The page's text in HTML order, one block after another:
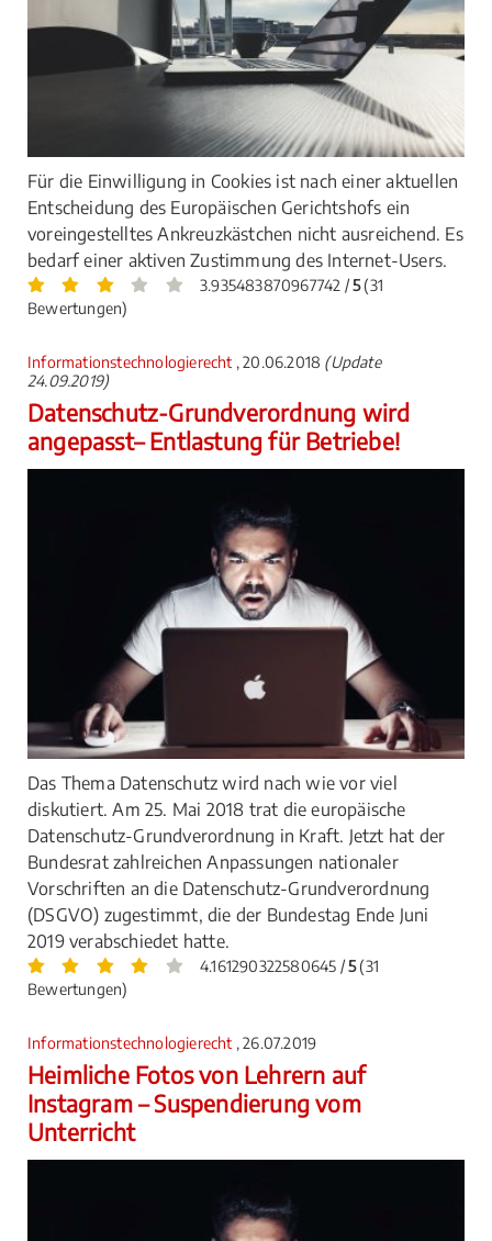
Für die Einwilligung in Cookies ist nach einer aktuellen
Entscheidung des Europäischen Gerichtshofs ein
voreingestelltes Ankreuzkästchen nicht ausreichend. Es
bedarf einer aktiven Zustimmung des Internet-Users.
3.935483870967742 /5(31
Bewertungen)
Informationstechnologierecht , 20.06.2018 (Update
24.09.2019)
Datenschutz-Grundverordnung wird
angepasst– Entlastung für Betriebe!
Das Thema Datenschutz wird nach wie vor viel
diskutiert. Am 25. Mai 2018 trat die europäische
Datenschutz-Grundverordnung in Kraft. Jetzt hat der
Bundesrat zahlreichen Anpassungen nationaler
Vorschriften an die Datenschutz-Grundverordnung
(DSGVO) zugestimmt, die der Bundestag Ende Juni
2019 verabschiedet hatte.
4.161290322580645 /5(31
Bewertungen)
Informationstechnologierecht , 26.07.2019
Heimliche Fotos von Lehrern auf
Instagram – Suspendierung vom
Unterricht